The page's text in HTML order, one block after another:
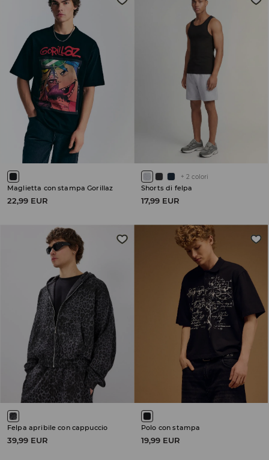
Maglietta con stampa Gorillaz
22,99 EUR
+ 2 colori
Shorts di felpa
17,99 EUR
Felpa apribile con cappuccio
39,99 EUR
Polo con stampa
19,99 EUR